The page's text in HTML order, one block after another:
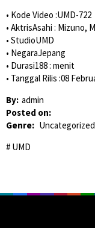
• Kode Video :UMD-722
• AktrisAsahi : Mizuno,
• StudioUMD
• NegaraJepang
• Durasi188 : menit
• Tanggal Rilis :08
By: admin
Posted on:
Genre: Uncategorized
UMD